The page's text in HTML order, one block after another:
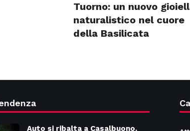
Tuorno: un nuovo
naturalistico nel cuore
della Basilicata
Auto si ribalta a Casalbuono,